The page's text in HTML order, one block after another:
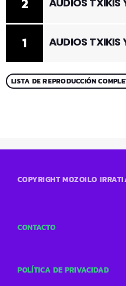
1 AUDIOS TXIKIS
2
LISTA DE REPRODUCCIÓN
COPYRIGHT MOZOILO
CONTACTO
POLÍTICA DE PRIVACIDAD